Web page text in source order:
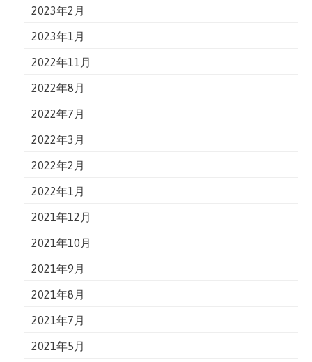
2023年2月
2023年1月
2022年11月
2022年8月
2022年7月
2022年3月
2022年2月
2022年1月
2021年12月
2021年10月
2021年9月
2021年8月
2021年7月
2021年5月